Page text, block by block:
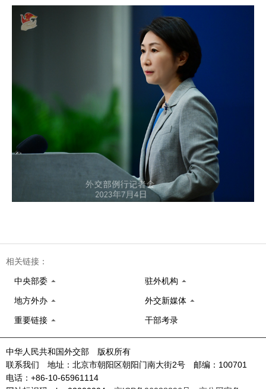
相关链接：
中央部委 驻外机构
地方外办 外交新媒体
重要链接 干部考录
中华人民共和国外交部 版权所有
联系我们 地址：北京市朝阳区朝阳门南大街2号 邮编：100701
电话：+86-10-65961114